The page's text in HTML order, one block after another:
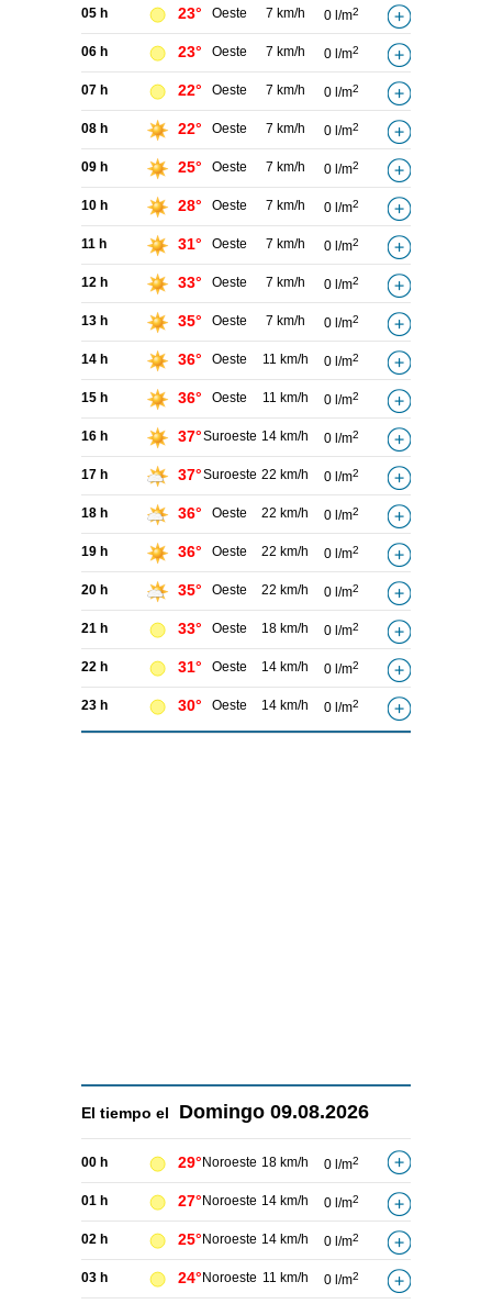
05 h 23° Oeste 7 km/h 0 l/m2
06 h 23° Oeste 7 km/h 0 l/m2
07 h 22° Oeste 7 km/h 0 l/m2
08 h 22° Oeste 7 km/h 0 l/m2
09 h 25° Oeste 7 km/h 0 l/m2
10 h 28° Oeste 7 km/h 0 l/m2
11 h 31° Oeste 7 km/h 0 l/m2
12 h 33° Oeste 7 km/h 0 l/m2
13 h 35° Oeste 7 km/h 0 l/m2
14 h 36° Oeste 11 km/h 0 l/m2
15 h 36° Oeste 11 km/h 0 l/m2
16 h 37°Suroeste 14 km/h 0 l/m2
17 h 37°Suroeste 22 km/h 0 l/m2
18 h 36° Oeste 22 km/h 0 l/m2
19 h 36° Oeste 22 km/h 0 l/m2
20 h 35° Oeste 22 km/h 0 l/m2
21 h 33° Oeste 18 km/h 0 l/m2
22 h 31° Oeste 14 km/h 0 l/m2
23 h 30° Oeste 14 km/h 0 l/m2
El tiempo el Domingo 09.08.2026
00 h 29° Noroeste 18 km/h 0 l/m2
01 h 27° Noroeste 14 km/h 0 l/m2
02 h 25° Noroeste 14 km/h 0 l/m2
03 h 24° Noroeste 11 km/h 0 l/m2